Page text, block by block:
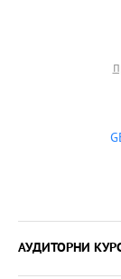
АУДИТОРНИ